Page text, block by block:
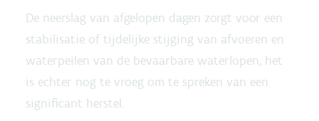
De neerslag van afgelopen dagen zorgt voor een
stabilisatie of tijdelijke stijging van afvoeren en
waterpeilen van de bevaarbare waterlopen, het
is echter nog te vroeg om te spreken van een
significant herstel.